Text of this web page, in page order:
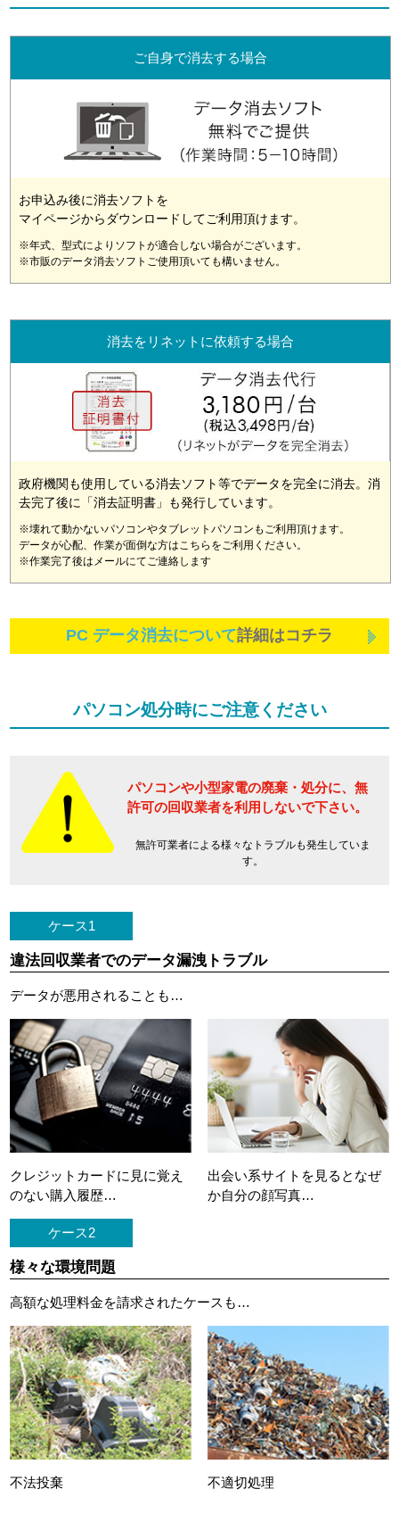
ご自身で消去する場合
お申込み後に消去ソフトを
マイページからダウンロードしてご利用頂けます。
※年式、型式によりソフトが適合しない場合がございます。
※市販のデータ消去ソフトご使用頂いても構いません。
消去をリネットに依頼する場合
政府機関も使用している消去ソフト等でデータを完全に消去。消
去完了後に「消去証明書」も発行しています。
※壊れて動かないパソコンやタブレットパソコンもご利用頂けます。
データが心配、作業が面倒な方はこちらをご利用ください。
※作業完了後はメールにてご連絡します
PC データ消去について詳細はコチラ
パソコン処分時にご注意ください
パソコンや小型家電の廃棄・処分に、 無
許可の回収業者を利用しないで下さい。
無許可業者による様々なトラブルも発生していま
す。
ケース1
違法回収業者でのデータ漏洩トラブル
データが悪用されることも…
クレジットカードに 見に覚え
のない購入履歴…
出会い系サイトを見ると なぜ
か自分の顔写真…
ケース2
様々な環境問題
高額な処理料金を請求されたケースも…
不法投棄 不適切処理